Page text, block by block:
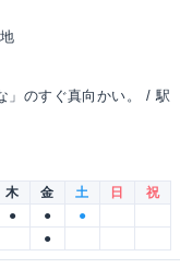
」のすぐ真向かい。 / 駅
木 金 土 日
祝
● ●
●
●